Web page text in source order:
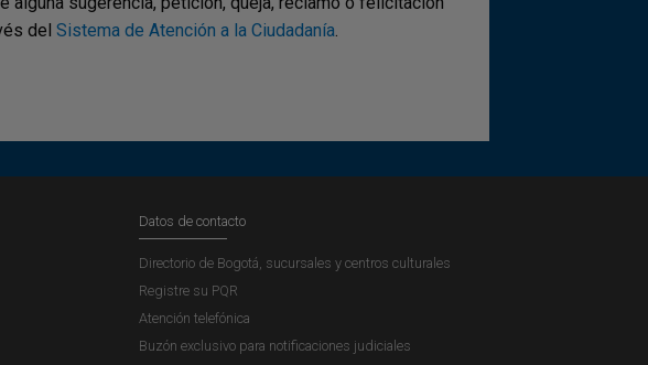
del Sistema de Atención a la Ciudadanía.
Datos de contacto
Directorio de Bogotá, sucursales y centros culturales
Registre su PQR
Atención telefónica
Buzón exclusivo para notificaciones judiciales